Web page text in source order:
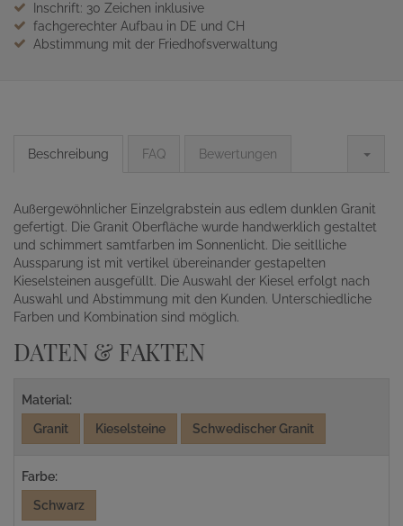
Inschrift: 30 Zeichen inklusive
fachgerechter Aufbau in DE und CH
Abstimmung mit der Friedhofsverwaltung
Beschreibung FAQ Bewertungen
Außergewöhnlicher Einzelgrabstein aus edlem dunklen Granit
gefertigt. Die Granit Oberfläche wurde handwerklich gestaltet
und schimmert samtfarben im Sonnenlicht. Die seitlliche
Aussparung ist mit vertikel übereinander gestapelten
Kieselsteinen ausgefüllt. Die Auswahl der Kiesel erfolgt nach
Auswahl und Abstimmung mit den Kunden. Unterschiedliche
Farben und Kombination sind möglich.
DATEN & FAKTEN
Material:
Granit
Kieselsteine Schwedischer Granit
Farbe:
Schwarz